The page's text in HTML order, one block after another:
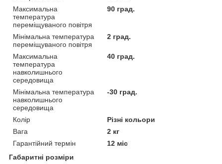
Максимальна
температура
переміщуваного повітря
90 град.
Мінімальна температура
переміщуваного повітря
2 град.
Максимальна
температура
навколишнього
середовища
40 град.
Мінімальна температура
навколишнього
середовища
-30 град.
Колір
Різні кольори
Вага
2 кг
Гарантійний термін
12 міс
Габаритні розміри